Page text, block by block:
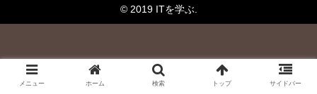
© 2019 ITを学ぶ.
メニュー ホーム 検索 トップ サイドバー